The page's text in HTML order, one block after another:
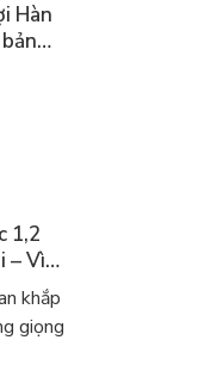
Hàn
1,2
– Vì
khắp
giọng